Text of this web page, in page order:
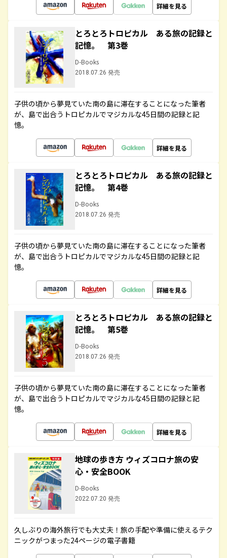
詳細を見る
とろとろトロピカル ある旅の記録と
記憶。 第3巻
D-Books
2018.07.26 発売
子供の頃から夢見ていた南の島に滞在することになった筆者
が、島で出合うトロピカルでマジカルな45日間の記録と記
憶。
詳細を見る
とろとろトロピカル ある旅の記録と
記憶。 第4巻
D-Books
2018.07.26 発売
子供の頃から夢見ていた南の島に滞在することになった筆者
が、島で出合うトロピカルでマジカルな45日間の記録と記
憶。
詳細を見る
とろとろトロピカル ある旅の記録と
記憶。 第5巻
D-Books
2018.07.26 発売
子供の頃から夢見ていた南の島に滞在することになった筆者
が、島で出合うトロピカルでマジカルな45日間の記録と記
憶。
詳細を見る
地球の歩き方 ウィズコロナ旅の安
心・安全BOOK
D-Books
2022.07.20 発売
久しぶりの海外旅行でも大丈夫！旅の手配や準備に使えるテク
ニックがつまった24ページの電子書籍